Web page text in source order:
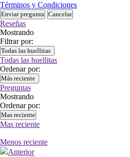
Términos y Condiciones
Enviar pregunta Cancelar
Reseñas
Mostrando
Filtrar por:
Todas las huellitas
Todas las huellitas
Ordenar por:
Más reciente
Preguntas
Mostrando
Ordenar por:
Mas reciente
Mas reciente
Menos reciente
Anterior